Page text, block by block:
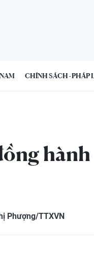
CHÍNH SÁCH - PHÁP
Phượng/TTXVN